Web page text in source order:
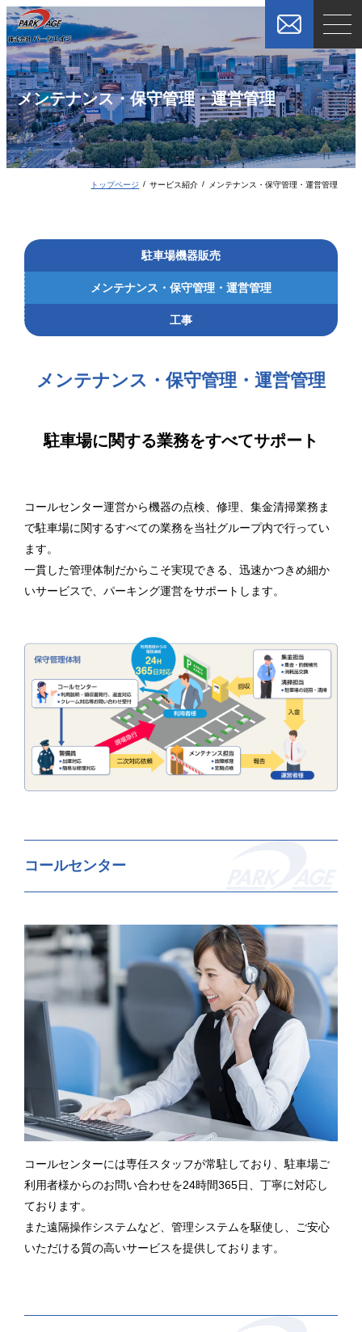
メンテナンス・保守管理・運営管理
トップページ サービス紹介 メンテナンス・保守管理・運営管理
駐車場機器販売
メンテナンス・保守管理・運営管理
工事
メンテナンス・保守管理・運営管理
駐車場に関する業務をすべてサポート
コールセンター運営から機器の点検、修理、集金清掃業務ま
で駐車場に関するすべての業務を当社グループ内で行ってい
ます。
一貫した管理体制だからこそ実現できる、迅速かつきめ細か
いサービスで、パーキング運営をサポートします。
コールセンター
コールセンターには専任スタッフが常駐しており、駐車場ご
利用者様からのお問い合わせを24時間365日、丁寧に対応し
ております。
また遠隔操作システムなど、管理システムを駆使し、ご安心
いただける質の高いサービスを提供しております。